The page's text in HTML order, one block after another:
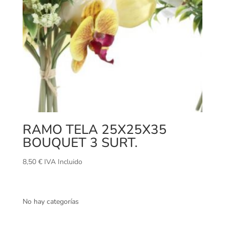
RAMO TELA 25X25X35
BOUQUET 3 SURT.
8,50 € IVA Incluido
No hay categorías